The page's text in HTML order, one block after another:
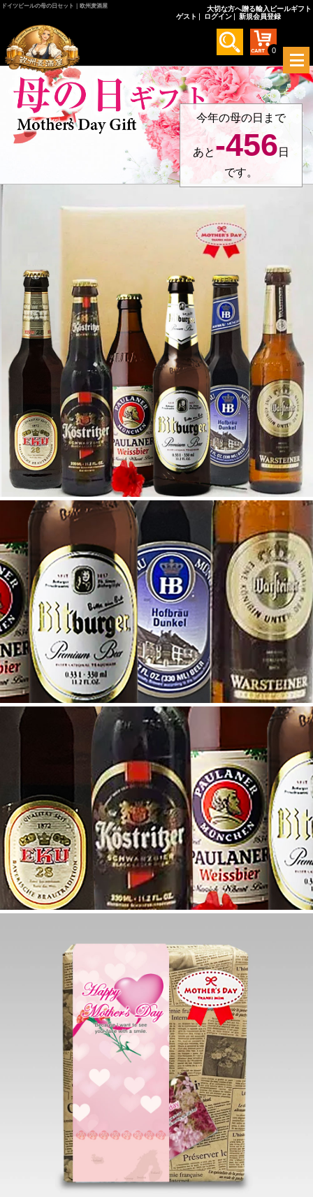
ドイツビールの母の日セット｜欧州麦酒屋
大切な方へ贈る輸入ビールギフト
ゲスト
ログイン 新規会員登録
0
メ
ニ
ュ
ー
を
今年の母の日まで
あと-456 日
です。